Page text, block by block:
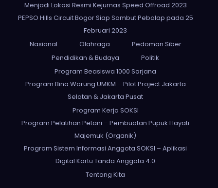
Menjadi Lokasi Resmi Kejurnas Speed Offroad 2023
PEPSO Hills Circuit Bogor Siap Sambut Pebalap pada 25
Februari 2023
Nasional
Olahraga
Pedoman Siber
Pendidikan & Budaya
Politik
Program Beasiswa 1000 Sarjana
Program Bina Warung UMKM – Pilot Project Jakarta
Selatan & Jakarta Pusat
Program Kerja SOKSI
Program Pelatihan Petani – Pembuatan Pupuk Hayati
Majemuk (Organik)
Program Sistem Informasi Anggota SOKSI – Aplikasi
Digital Kartu Tanda Anggota 4.0
Tentang Kita